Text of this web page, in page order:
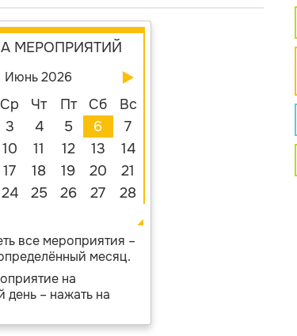
МЕРОПРИЯТИЙ
Июнь 2026
Ср Чт Пт Сб
Вс
3 4 5 6
7
10 11 12 13
14
17 18 19 20
21
24 25 26 27
28
все мероприятия –
месяц.
на
день – нажать на